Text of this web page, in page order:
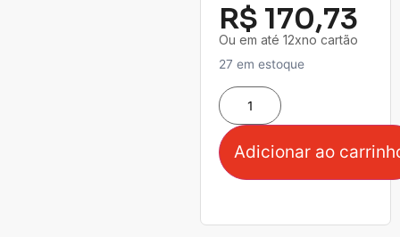
R$ 170,73
Ou em até 12xno cartão
27 em estoque
Adicionar ao